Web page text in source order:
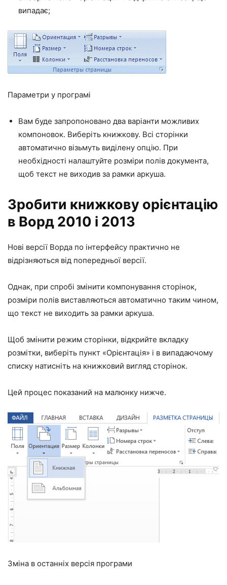
випадає;
Параметри у програмі
Вам буде запропоновано два варіанти можливих
компоновок. Виберіть книжкову. Всі сторінки
автоматично візьмуть виділену опцію. При
необхідності налаштуйте розміри полів документа,
щоб текст не виходив за рамки аркуша.
Зробити книжкову орієнтацію
в Ворд 2010 і 2013
Нові версії Ворда по інтерфейсу практично не
відрізняються від попередньої версії.
Однак, при спробі змінити компонування сторінок,
розміри полів виставляються автоматично таким чином,
що текст не виходить за рамки аркуша.
Щоб змінити режим сторінки, відкрийте вкладку
розмітки, виберіть пункт «Орієнтація» і в випадаючому
списку натисніть на книжковий вигляд сторінок.
Цей процес показаний на малюнку нижче.
Зміна в останніх версія програми